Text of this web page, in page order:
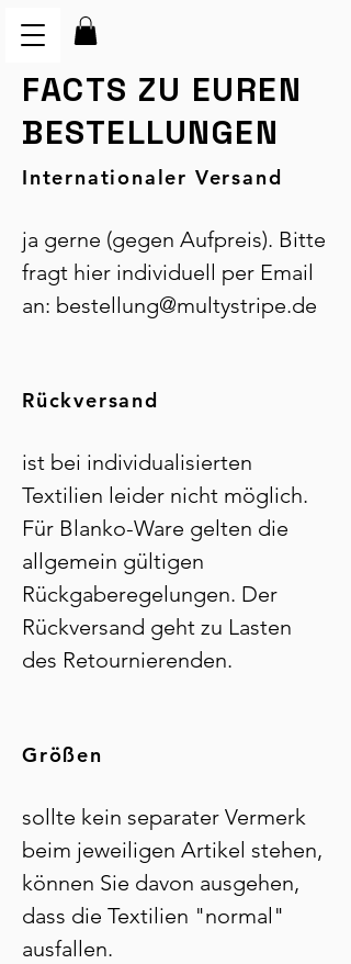
FACTS ZU EUREN
BESTELLUNGEN
Internationaler Versand
ja gerne (gegen Aufpreis). Bitte
fragt hier individuell per Email
an: bestellung@multystripe.de
Rückversand
ist bei individualisierten
Textilien leider nicht möglich.
Für Blanko-Ware gelten die
allgemein gültigen
Rückgaberegelungen. Der
Rückversand geht zu Lasten
des Retournierenden.
Größen
sollte kein separater Vermerk
beim jeweiligen Artikel stehen,
können Sie davon ausgehen,
dass die Textilien "normal"
ausfallen.